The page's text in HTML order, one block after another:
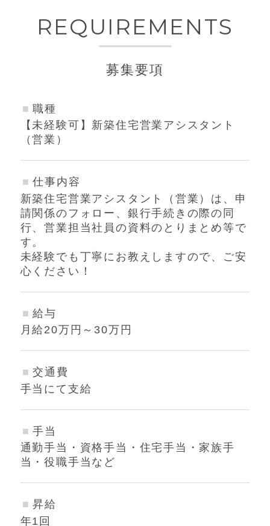
REQUIREMENTS
募集要項
職種
【未経験可】新築住宅営業アシスタント
（営業）
仕事内容
新築住宅営業アシスタント（営業）は、申
請関係のフォロー、銀行手続きの際の同
行、営業担当社員の資料のとりまとめ等で
す。
未経験でも丁寧にお教えしますので、ご安
心ください！
給与
月給20万円～30万円
交通費
手当にて支給
手当
通勤手当・資格手当・住宅手当・家族手
当・役職手当など
昇給
年1回